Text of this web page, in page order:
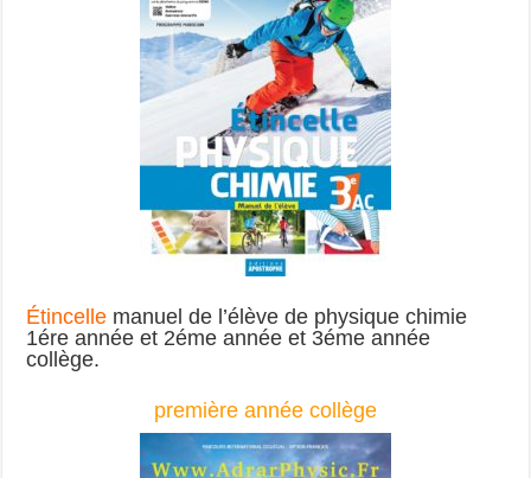
Étincelle manuel de l’élève de physique chimie
1ére année et 2éme année et 3éme année
collège.
première année collège